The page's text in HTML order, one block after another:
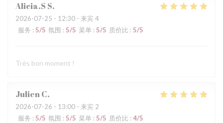
Alicia.S S
2026-07-25 - 12:30 - 来宾 4
服务 : 5/5 氛围 : 5/5 菜单 : 5/5 质价比 : 5/5
Très bon moment !
JulienC
2026-07-26 - 13:00 - 来宾 2
服务 : 5/5 氛围 : 5/5 菜单 : 5/5 质价比 : 4/5